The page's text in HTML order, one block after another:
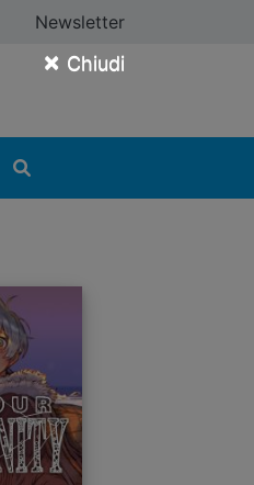
× Chiudi
Newsletter